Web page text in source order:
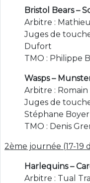
Bristol Bears –
Arbitre :
Juges de
Dufort
TMO : Philippe
Wasps –
Arbitre : Romain
Juges de
Stéphane Boyer
TMO : Denis
2ème journée (17-19
Harlequins –
Arbitre : Tual